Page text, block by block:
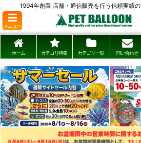
1994年創業 店舗・通信販売を行う信頼実績
メニュー
ホーム カテゴリ特集 カテゴリ一覧 問い合わせ